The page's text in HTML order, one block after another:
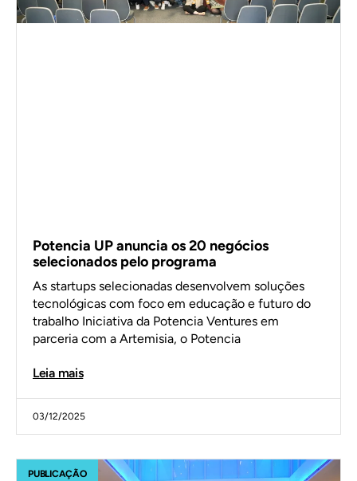
Potencia UP anuncia os 20 negócios
selecionados pelo programa
As startups selecionadas desenvolvem soluções
tecnológicas com foco em educação e futuro do
trabalho Iniciativa da Potencia Ventures em
parceria com a Artemisia, o Potencia
Leia mais
03/12/2025
PUBLICAÇÃO